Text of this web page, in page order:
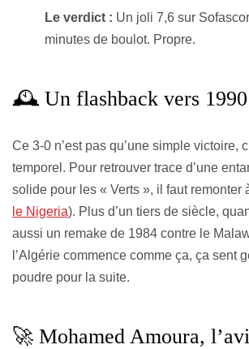
Le verdict : Un joli 7,6 sur
minutes de boulot. Propre.
🕰️ Un flashback vers 1990
Ce 3-0 n’est pas qu’une simple victoire,
temporel. Pour retrouver trace d’une
solide pour les « Verts », il faut remonter
le Nigeria). Plus d’un tiers de siècle,
aussi un remake de 1984 contre le
l’Algérie commence comme ça, ça sent
poudre pour la suite.
🚀 Mohamed Amoura,